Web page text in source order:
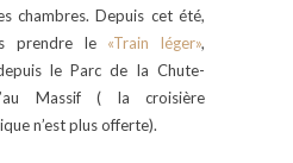
chambres. Depuis cet été,
prendre le «Train léger»,
le Parc de la Chute-
Massif ( la croisière
n’est plus offerte).